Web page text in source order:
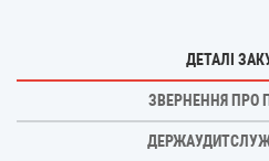
ДЕТАЛІ
ЗВЕРНЕННЯ ПРО